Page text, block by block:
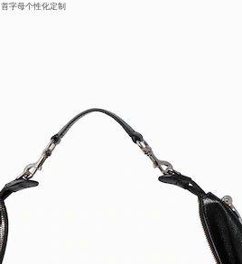
首字母个性化定制